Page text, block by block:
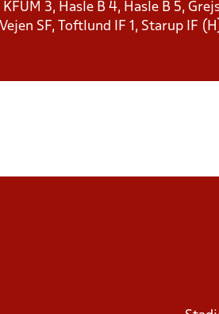
3, Hasle B 4, Hasle B 5,
SF, Toftlund IF 1, Starup IF